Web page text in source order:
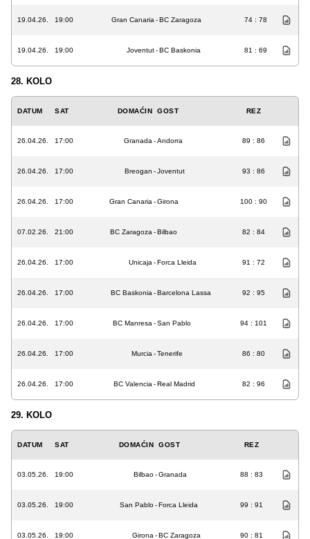
19.04.26. 19:00 Gran Canaria -BC Zaragoza 74 : 78
19.04.26. 19:00 Joventut-BC Baskonia 81 : 69
28. KOLO
DATUM SAT DOMAĆIN GOST REZ
26.04.26. 17:00 Granada -Andorra 89 : 86
26.04.26. 17:00 Breogan -Joventut 93 : 86
26.04.26. 17:00 Gran Canaria -Girona 100 : 90
07.02.26. 21:00 BC Zaragoza -Bilbao 82 : 84
26.04.26. 17:00 Unicaja -Forca Lleida 91 : 72
26.04.26. 17:00 BC Baskonia -Barcelona Lassa 92 : 95
26.04.26. 17:00 BC Manresa -San Pablo 94 : 101
26.04.26. 17:00 Murcia -Tenerife 86 : 80
26.04.26. 17:00 BC Valencia -Real Madrid 82 : 96
29. KOLO
DATUM SAT DOMAĆIN GOST REZ
03.05.26. 19:00 Bilbao-Granada 88 : 83
03.05.26. 19:00 San Pablo-Forca Lleida 99 : 91
03.05.26. 19:00 Girona -BC Zaragoza 90 : 81